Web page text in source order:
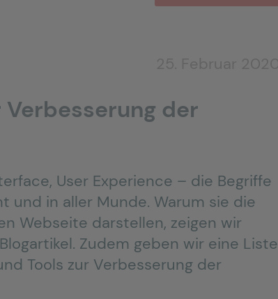
Verbesserung der
User Experience – die Begriffe
und in aller Munde. Warum sie die
Webseite darstellen, zeigen wir
Zudem geben wir eine Liste
Tools zur Verbesserung der